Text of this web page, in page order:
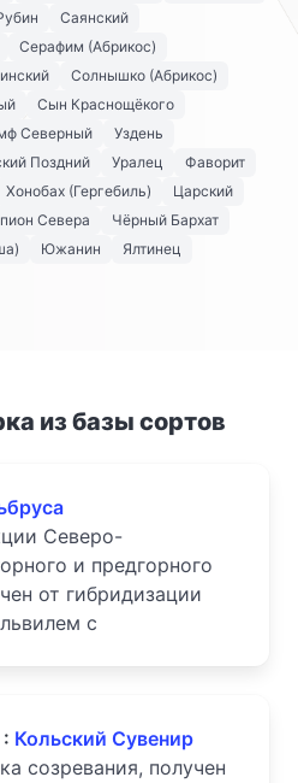
Саянский
Серафим (Абрикос)
Солнышко (Абрикос)
Сын Краснощёкого
Северный
Уздень
Поздний Уралец
Фаворит
Хонобах (Гергебиль)
Царский
Севера
Чёрный Бархат
Южанин
Ялтинец
из базы сортов
Северо-
и предгорного
от гибридизации
с
Кольский Сувенир
созревания, получен